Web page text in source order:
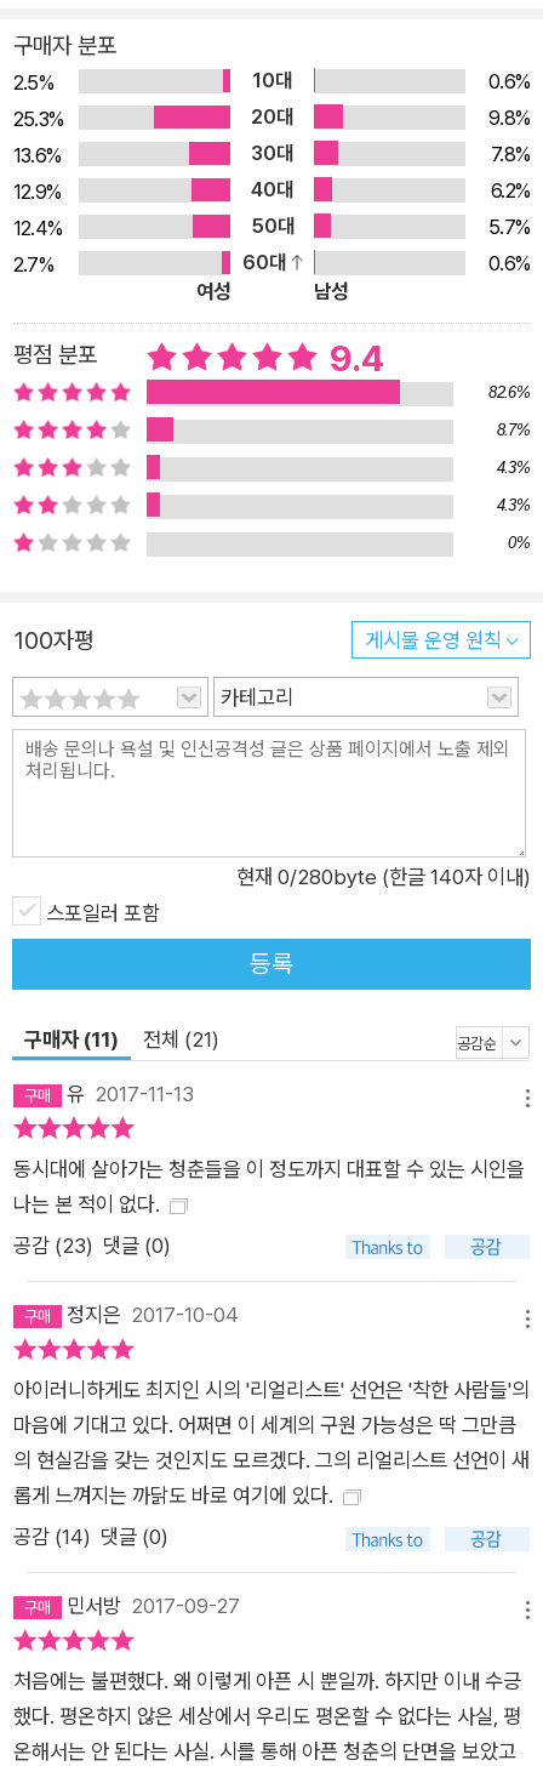
작된다. 궁지에 몰린 사람들 그런데 우리 먹고사는 데 돈이 필요
하지 않다면 다정한 사람이 되었을까 모니터 앞을 떠나지 않는 나
에게 아침 일찍 일어나 사람 가득한 지하철 타는 나에게 이렇게
살고 싶지 않은 나에게 긴긴 슬럼프야, 라고 말하는 나에게 ―「인
간의 시」에서 최지인의 시에는 궁지에 몰린 사람들이 자주 등장
한다. 그들은 구직 중이거나 간신히 직업을 구하더라도 언제나 쫓
겨날 위기에 처한다. 그들이 겪는 갑작스러운 해고는 죽음과 비슷
하다. 최지인은 그들의 일상을 통해 삶의 구차함과 날선 죽음의
순간을 동시에 그려 낸다. 사는 것도 죽는 것도 두려워질 때, 시인
은 그 순간으로부터 자신을 보호하기 위해 담담하고 섬세한 언어
로 연약한 벽을 만들어 두른다. 하지만 현실은 언어보다 냉혹하
고, 결국 그 벽은 부서져 버리고 만다. 최지인의 시에서 느껴지는
근원적인 쓸쓸함은 결국엔 현실 앞에서 부서질 언어의 벽을 끊임
없이 정성스럽게 짓는 것에서 시작된다. 믿어야 할 앞날 비행기가
활주로를 달린다 무사히 이륙하겠지 착한 사람들 ―「리얼리스
대한 소극적인 확신이다. 궁지에 몰린 착한 사람들을 태운 비행기
가 무사히 이륙하길 바라는 미래를 시인은 “믿어야 할 앞날”이라
고 말한다. 그러나 시인이 품은 작은 희망이 순진한 낙관으로는
느껴지지 않는다. 앞선 시들에서 보여 준 삶과 죽음의 이미지를
통해 그가 진정한 “리얼리스트”임을 알 수 있기 때문이다. 최지
참하고 싶다.
구매자 분포
2.5% 10대
0.6%
25.3%
20대
9.8%
13.6%
30대
7.8%
12.9%
40대
6.2%
12.4%
50대
5.7%
2.7%
60대
0.6%
여성
남성
평점 분포 9.4
82.6%
8.7%
4.3%
4.3%
0%
100자평 게시물 운영 원칙
카테고리
현재 0/280byte (한글 140자 이내)
스포일러 포함
등록
구매자 (11) 전체 (21)
유 2017-11-13
동시대에 살아가는 청춘들을 이 정도까지 대표할 수 있는 시인을
나는 본 적이 없다.
공감 (23) 댓글 (0)
정지은 2017-10-04
아이러니하게도 최지인 시의 '리얼리스트' 선언은 '착한 사람들'의
마음에 기대고 있다. 어쩌면 이 세계의 구원 가능성은 딱 그만큼
의 현실감을 갖는 것인지도 모르겠다. 그의 리얼리스트 선언이 새
롭게 느껴지는 까닭도 바로 여기에 있다.
공감 (14) 댓글 (0)
민서방 2017-09-27
처음에는 불편했다. 왜 이렇게 아픈 시 뿐일까. 하지만 이내 수긍
했다. 평온하지 않은 세상에서 우리도 평온할 수 없다는 사실, 평
온해서는 안 된다는 사실. 시를 통해 아픈 청춘의 단면을 보았고